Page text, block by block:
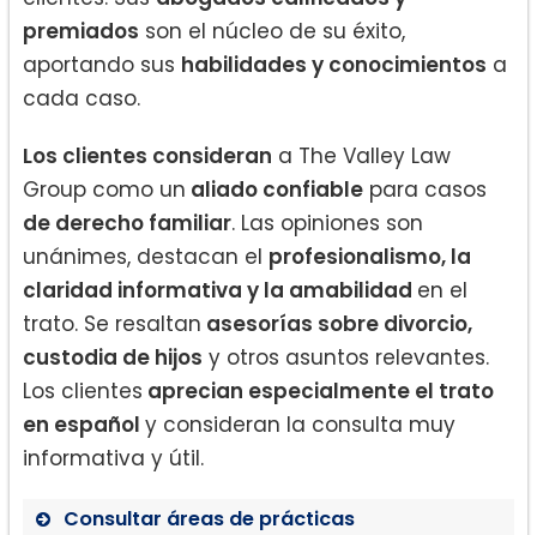
premiados son el núcleo de su éxito,
aportando sus habilidades y conocimientos a
cada caso.
Los clientes consideran a The Valley Law
Group como un aliado confiable para casos
de derecho familiar. Las opiniones son
unánimes, destacan el profesionalismo, la
claridad informativa y la amabilidad en el
trato. Se resaltan asesorías sobre divorcio,
custodia de hijos y otros asuntos relevantes.
Los clientes aprecian especialmente el trato
en español y consideran la consulta muy
informativa y útil.
Consultar áreas de prácticas